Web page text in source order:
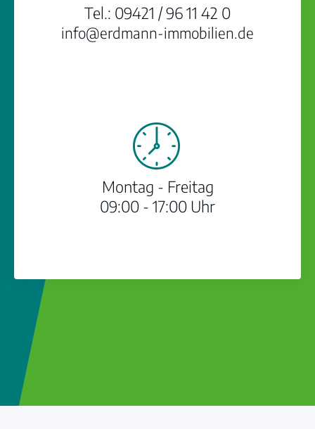
Tel.: 09421 / 96 11 42 0
info@erdmann-immobilien.de
Montag - Freitag
09:00 - 17:00 Uhr